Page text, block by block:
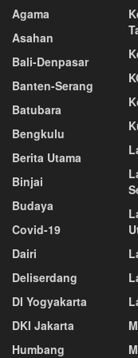
Agama
Asahan
Bali-Denpasar
Banten-Serang
Batubara
Bengkulu
Berita Utama
Binjai
Budaya
Covid-19
Dairi
Deliserdang
DI Yogyakarta
DKI Jakarta
Humbang